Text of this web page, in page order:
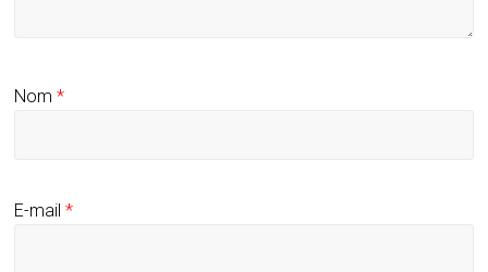
Nom*
E-mail*